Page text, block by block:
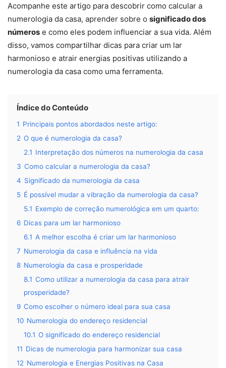
Acompanhe este artigo para descobrir como calcular a
numerologia da casa, aprender sobre o significado dos
números e como eles podem influenciar a sua vida. Além
disso, vamos compartilhar dicas para criar um lar
harmonioso e atrair energias positivas utilizando a
numerologia da casa como uma ferramenta.
Índice do Conteúdo
1 Principais pontos abordados neste artigo:
2 O que é numerologia da casa?
2.1 Interpretação dos números na numerologia da casa
3 Como calcular a numerologia da casa?
4 Significado da numerologia da casa
5 É possível mudar a vibração da numerologia da casa?
5.1 Exemplo de correção numerológica em um quarto:
6 Dicas para um lar harmonioso
6.1 A melhor escolha é criar um lar harmonioso
7 Numerologia da casa e influência na vida
8 Numerologia da casa e prosperidade
8.1 Como utilizar a numerologia da casa para atrair
prosperidade?
9 Como escolher o número ideal para sua casa
10 Numerologia do endereço residencial
10.1 O significado do endereço residencial
11 Dicas de numerologia para harmonizar sua casa
12 Numerologia e Energias Positivas na Casa